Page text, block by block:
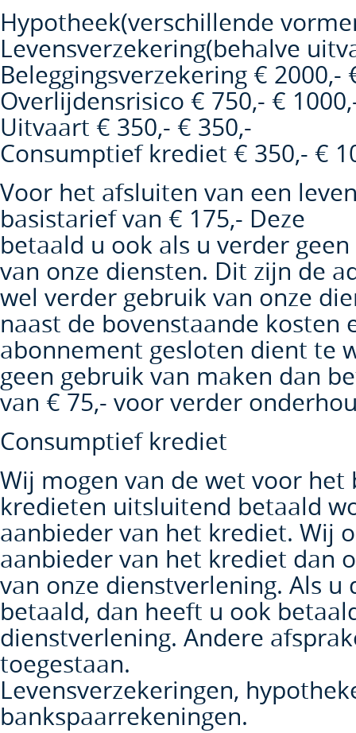
Hypotheek(verschillende
Levensverzekering(behalve
Beleggingsverzekering € 2000,-
Overlijdensrisico € 750,- €
Uitvaart € 350,- € 350,-
Consumptief krediet € 350,- €
Voor het afsluiten van een
basistarief van € 175,- Deze
betaald u ook als u verder
van onze diensten. Dit zijn de
wel verder gebruik van onze
naast de bovenstaande kosten
abonnement gesloten dient te
geen gebruik van maken dan
van € 75,- voor verder
Consumptief krediet
Wij mogen van de wet voor
kredieten uitsluitend betaald
aanbieder van het krediet. Wij
aanbieder van het krediet dan
van onze dienstverlening. Als u
betaald, dan heeft u ook
dienstverlening. Andere
toegestaan.
Levensverzekeringen,
bankspaarrekeningen.